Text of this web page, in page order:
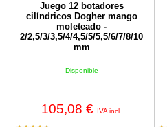
Juego 12 botadores
cilíndricos Dogher mango
moleteado -
2/2,5/3/3,5/4/4,5/5/5,5/6/7/8/10
mm
Disponible
105,08 € IVA incl.